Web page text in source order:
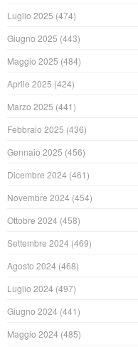
Luglio 2025 (474)
Giugno 2025 (443)
Maggio 2025 (484)
Aprile 2025 (424)
Marzo 2025 (441)
Febbraio 2025 (436)
Gennaio 2025 (456)
Dicembre 2024 (461)
Novembre 2024 (454)
Ottobre 2024 (458)
Settembre 2024 (469)
Agosto 2024 (468)
Luglio 2024 (497)
Giugno 2024 (441)
Maggio 2024 (485)